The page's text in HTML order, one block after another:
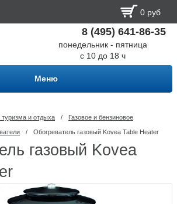
0 руб
8 (495) 641-86-35
понедельник - пятница
с 10 до 18 ч
Меню
и отдыха / Газовое и бензиновое
/ Обогреватель газовый Kovea Table Heater
газовый Kovea